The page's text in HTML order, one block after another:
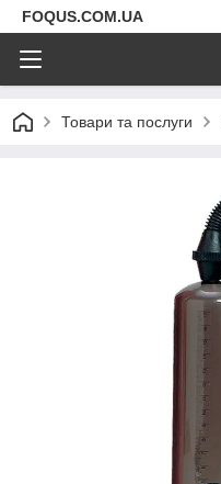
FOQUS.COM.UA
Товари та послуги